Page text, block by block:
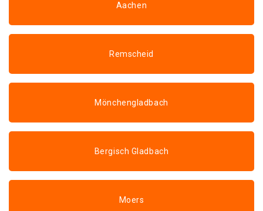
Aachen
Remscheid
Mönchengladbach
Bergisch Gladbach
Moers